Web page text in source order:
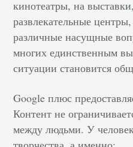
кинотеатры, на
развлекательные
различные насущные
многих единственным
ситуации становится
Google плюс
Контент не
между людьми. У